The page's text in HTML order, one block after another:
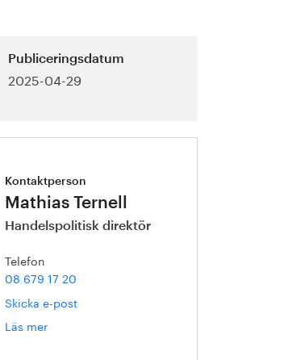
Publiceringsdatum
2025-04-29
Kontaktperson
Mathias Ternell
Handelspolitisk direktör
Telefon
08 679 17 20
Skicka e-post
Läs mer